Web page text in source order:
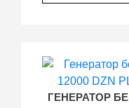
ГЕНЕРАТОР